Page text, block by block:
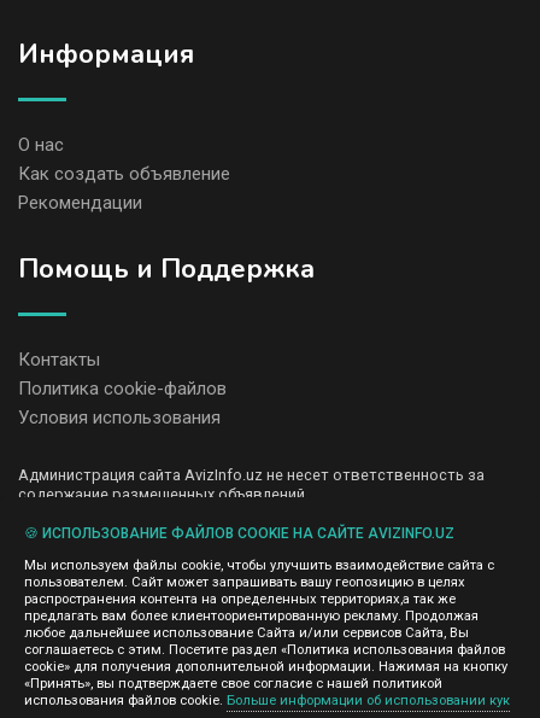
Информация
О нас
Как создать объявление
Рекомендации
Помощь и Поддержка
Контакты
Политика cookie-файлов
Условия использования
Администрация сайта AvizInfo.uz не несет ответственность за
содержание размещенных объявлений.
передаем и не продаем личную информацию зарегистрированных
правила конфиденциальности сайтов на которые ссылается
AvizInfo.uz. На некоторых страницах нашего сайта представлена
реклама Google Adsense Advertising Network. Чтобы узнать
подробней о правилах конфиденциальности Google нажмите тут
🍪 ИСПОЛЬЗОВАНИЕ ФАЙЛОВ COOKIE НА САЙТЕ AVIZINFO.UZ
Мы используем файлы cookie, чтобы улучшить взаимодействие сайта с
пользователем. Сайт может запрашивать вашу геопозицию в целях
распространения контента на определенных территориях,а так же
предлагать вам более клиентоориентированную рекламу. Продолжая
любое дальнейшее использование Сайта и/или сервисов Сайта, Вы
соглашаетесь с этим. Посетите раздел «Политика использования файлов
cookie» для получения дополнительной информации. Нажимая на кнопку
«Принять», вы подтверждаете свое согласие с нашей политикой
использования файлов cookie. Больше информации об использовании кук